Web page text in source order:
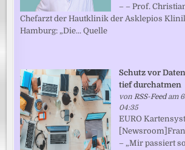
– – Prof.
Chefarzt der Hautklinik der Asklepios
Hamburg: „Die... Quelle
Schutz vor
tief durchatmen
vonRSS-Feedam
04:35
EURO
– „Mir passiert